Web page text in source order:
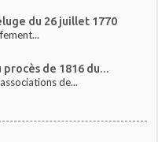
du 26 juillet 1770
de 1816 du...
de...